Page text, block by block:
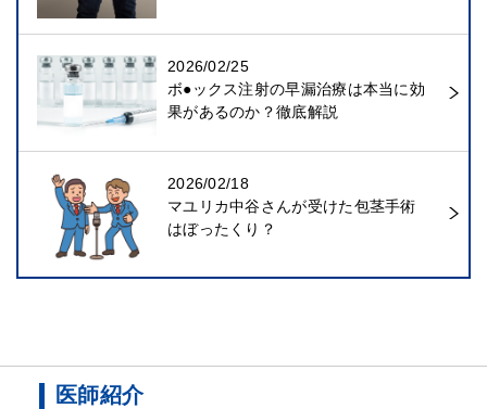
2026/02/25
ボ●ックス注射の早漏治療は本当に効
果があるのか？徹底解説
2026/02/18
マユリカ中谷さんが受けた包茎手術
はぼったくり？
医師紹介